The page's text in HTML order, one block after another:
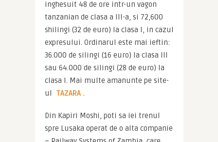
inghesuit 48 de ore intr-un vagon
tanzanian de clasa a III-a, si 72,600
shilingi (32 de euro) la clasa I, in cazul
expresului. Ordinarul este mai ieftin:
36.000 de silingi (16 euro) la clasa III
sau 64.000 de silingi (28 de euro) la
clasa I. Mai multe amanunte pe site-
ul
TAZARA .
Din Kapiri Moshi, poti sa iei trenul
spre Lusaka operat de o alta companie